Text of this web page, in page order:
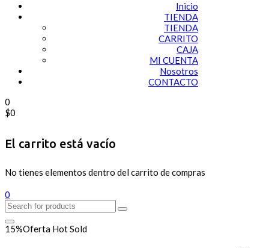
Inicio
TIENDA
TIENDA
CARRITO
CAJA
MI CUENTA
Nosotros
CONTACTO
0
$0
El carrito está vacío
No tienes elementos dentro del carrito de compras
0
15%Oferta HotSold